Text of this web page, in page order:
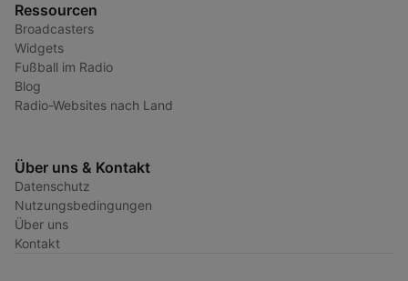
Ressourcen
Broadcasters
Widgets
Fußball im Radio
Blog
Radio-Websites nach Land
Über uns & Kontakt
Datenschutz
Nutzungsbedingungen
Über uns
Kontakt